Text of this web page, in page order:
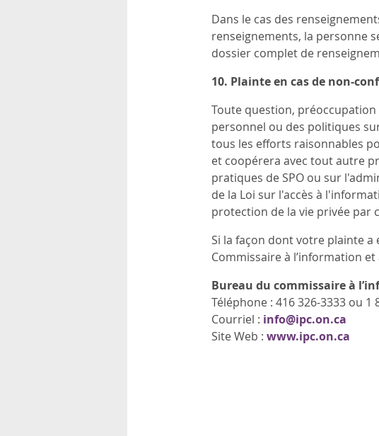
Dans le cas des
renseignements, la personne
dossier complet de
10. Plainte en cas de non-
Toute question,
personnel ou des politiques
tous les efforts raisonnables
et coopérera avec tout autre
pratiques de SPO ou sur
de la Loi sur l'accès à
protection de la vie privée par
Si la façon dont votre plainte
Commissaire à l’information
Bureau du commissaire à
Téléphone : 416 326-3333 ou 1
Courriel : info@ipc.on.ca
Site Web : www.ipc.on.ca